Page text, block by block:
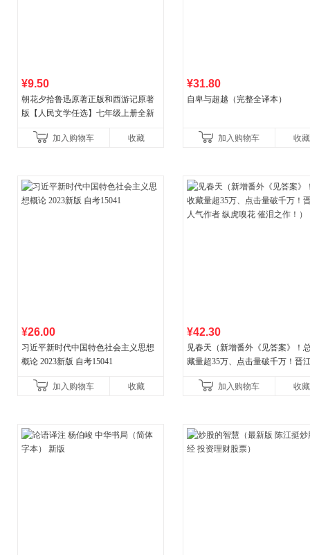
¥9.50
朝花夕拾鲁迅原著正版和西游记原著
版【人民文学任选】七年级上册全新
中名著语文书目初一课外阅
加入购物车 收藏
¥31.80
自卑与超越（完整全译本）
加入购物车 收藏
¥26.00
习近平新时代中国特色社会主义思想
概论 2023新版 自考15041
加入购物车 收藏
¥42.30
见春天（新增番外《见答案》！
藏量超35万、点击量破千万！晋
加入购物车
收藏